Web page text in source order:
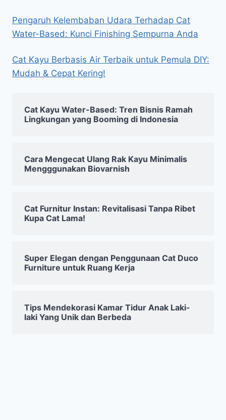
Pengaruh Kelembaban Udara Terhadap Cat
Water-Based: Kunci Finishing Sempurna Anda
Cat Kayu Berbasis Air Terbaik untuk Pemula DIY:
Mudah & Cepat Kering!
Cat Kayu Water-Based: Tren Bisnis Ramah
Lingkungan yang Booming di Indonesia
Cara Mengecat Ulang Rak Kayu Minimalis
Mengggunakan Biovarnish
Cat Furnitur Instan: Revitalisasi Tanpa Ribet
Kupa Cat Lama!
Super Elegan dengan Penggunaan Cat Duco
Furniture untuk Ruang Kerja
Tips Mendekorasi Kamar Tidur Anak Laki-
laki Yang Unik dan Berbeda